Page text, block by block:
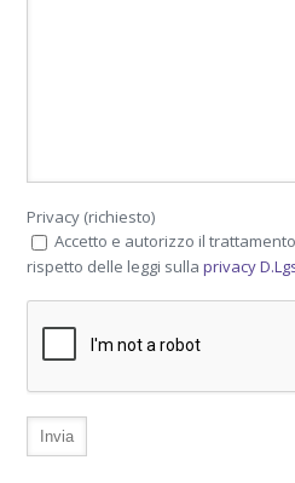
Privacy (richiesto)
Accetto e autorizzo il
rispetto delle leggi sullaprivacy